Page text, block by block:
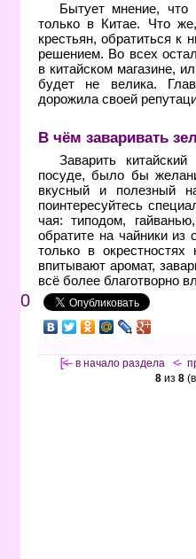
Бытует мнение, что
только в Китае. Что
крестьян, обратиться
решением. Во всех
в китайском магазине,
будет не велика.
дорожила своей
В чём заваривать
Заварить
посуде, было бы
вкусный и полезный
поинтересуйтесь
чая: типодом,
обратите на чайники из
только в окрестностях
впитывают аромат,
всё более благотворно
0
[<— в начало раздела <-
8из 8